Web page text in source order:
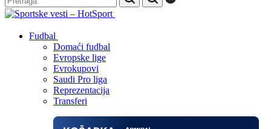
Fudbal
Domaći fudbal
Evropske lige
Evrokupovi
Saudi Pro liga
Reprezentacija
Transferi